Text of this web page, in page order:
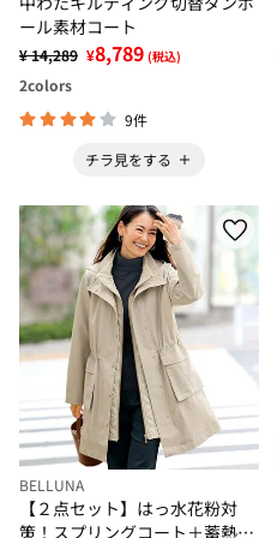
ール素材コート
¥ 14,289 ¥8,789 (税込)
2colors
9件
チラ見をする
BELLUNA
【２点セット】はっ水花粉対
策！スプリングコート＋蓄熱中